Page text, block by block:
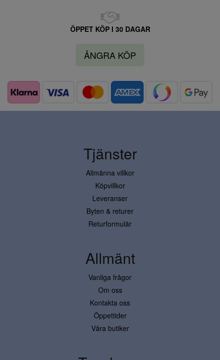
ÖPPET KÖP I 30 DAGAR
ÅNGRA KÖP
Tjänster
Allmänna villkor
Köpvillkor
Leveranser
Byten & returer
Returformulär
Allmänt
Vanliga frågor
Om oss
Kontakta oss
Öppettider
Våra butiker